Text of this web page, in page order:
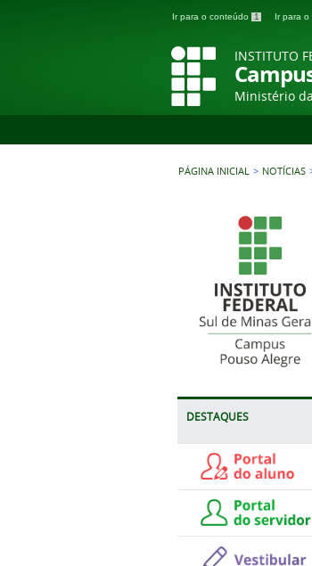
Ir para o conteúdo 1 Ir para o
INSTITUTO
Ministério
PÁGINA INICIAL > NOTÍCIAS
DESTAQUES